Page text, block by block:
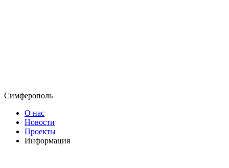
Симферополь
О нас
Новости
Проекты
Информация